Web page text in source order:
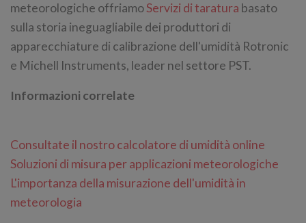
meteorologiche offriamoServizi di taratura basato
sulla storia ineguagliabile dei produttori di
apparecchiature di calibrazione dell'umidità Rotronic
e Michell Instruments, leader nel settore PST.
Informazioni correlate
Consultate il nostro calcolatore di umidità online
Soluzioni di misura per applicazioni meteorologiche
L'importanza della misurazione dell'umidità in
meteorologia